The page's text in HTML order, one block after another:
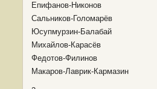
Епифанов-Никонов
Сальников-Голомарёв
Юсупмурзин-Балабай
Михайлов-Карасёв
Федотов-Филинов
Макаров-Лаврик-Кармазин